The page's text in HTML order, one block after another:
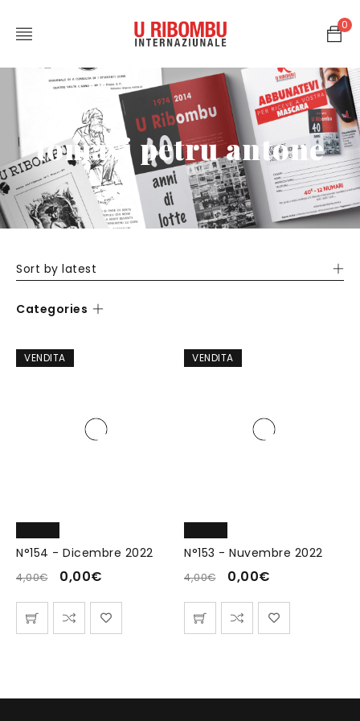
0
tomasi petru antone
Sort by latest
Categories
VENDITA
N°154 - Dicembre 2022
4,00€ 0,00€
VENDITA
N°153 - Nuvembre 2022
4,00€ 0,00€